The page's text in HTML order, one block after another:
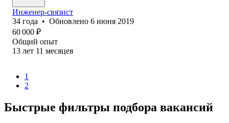
Инженер-связист
34 года • Обновлено 6 июня 2019
60 000 ₽
Общий опыт
13 лет 11 месяцев
1
2
Быстрые фильтры подбора вакансий